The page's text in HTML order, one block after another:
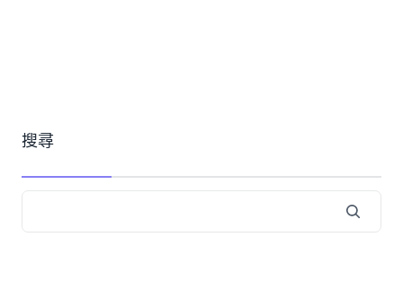
搜尋